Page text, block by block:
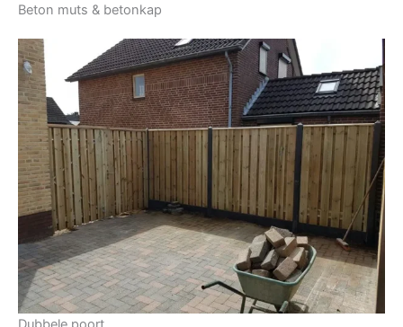
Beton muts & betonkap